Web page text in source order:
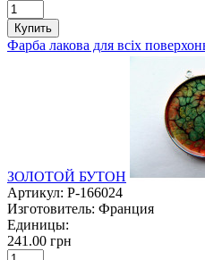
Купить
Фарба лакова для всіх
ЗОЛОТОЙ БУТОН
Артикул: P-166024
Изготовитель: Франция
Единицы:
241.00 грн